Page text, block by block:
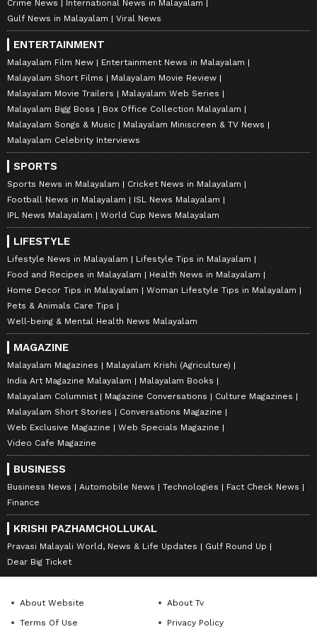
Crime News
International News in Malayalam
Gulf News in Malayalam
Viral News
ENTERTAINMENT
Malayalam Film New
Entertainment News in Malayalam
Malayalam Short Films
Malayalam Movie Review
Malayalam Movie Trailers
Malayalam Web Series
Malayalam Bigg Boss
Box Office Collection Malayalam
Malayalam Songs & Music
Malayalam Miniscreen & TV News
Malayalam Celebrity Interviews
SPORTS
Sports News in Malayalam
Cricket News in Malayalam
Football News in Malayalam
ISL News Malayalam
IPL News Malayalam
World Cup News Malayalam
LIFESTYLE
Lifestyle News in Malayalam
Lifestyle Tips in Malayalam
Food and Recipes in Malayalam
Health News in Malayalam
Home Decor Tips in Malayalam
Woman Lifestyle Tips in Malayalam
Pets & Animals Care Tips
Well-being & Mental Health News Malayalam
MAGAZINE
Malayalam Magazines
Malayalam Krishi (Agriculture)
India Art Magazine Malayalam
Malayalam Books
Malayalam Columnist
Magazine Conversations
Culture Magazines
Malayalam Short Stories
Conversations Magazine
Web Exclusive Magazine
Web Specials Magazine
Video Cafe Magazine
BUSINESS
Business News Automobile News Technologies
Fact Check News
Finance
KRISHI PAZHAMCHOLLUKAL
Pravasi Malayali World, News & Life Updates
Gulf Round Up
Dear Big Ticket
About Website
About Tv
Terms Of Use
Privacy Policy